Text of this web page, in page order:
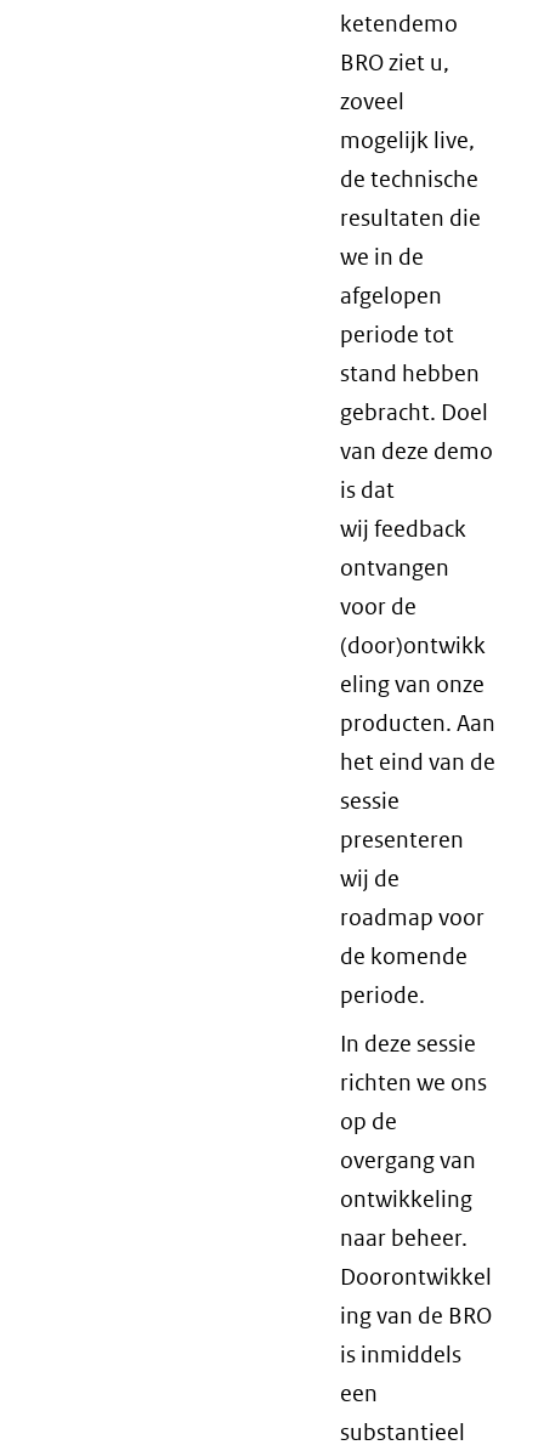
ketendemo
BRO ziet u,
zoveel
mogelijk live,
de technische
resultaten die
we in de
afgelopen
periode tot
stand hebben
gebracht. Doel
van deze demo
is dat
wij feedback
ontvangen
voor de
(door)ontwikk
eling van onze
producten. Aan
het eind van de
sessie
presenteren
wij de
roadmap voor
de komende
periode.
In deze sessie
richten we ons
op de
overgang van
ontwikkeling
naar beheer.
Doorontwikkel
ing van de BRO
is inmiddels
een
substantieel